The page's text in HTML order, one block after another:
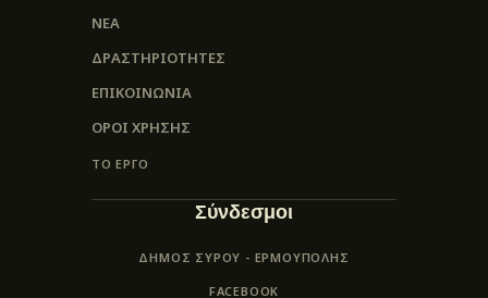
ΝΕΑ
ΔΡΑΣΤΗΡΙΟΤΗΤΕΣ
ΕΠΙΚΟΙΝΩΝΊΑ
ΌΡΟΙ ΧΡΉΣΗΣ
ΤΟ ΕΡΓΟ
Σύνδεσμοι
ΔΗΜΟΣ ΣΥΡΟΥ - ΕΡΜΟΎΠΟΛΗΣ
FACEBOOK